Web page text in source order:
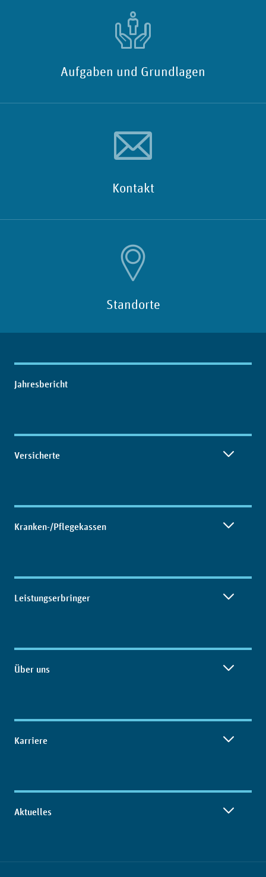
Aufgaben und Grundlagen
Kontakt
Standorte
Inhaltsübersicht
Jahresbericht
Versicherte
Kranken-/Pflegekassen
Leistungserbringer
Über uns
Karriere
Aktuelles